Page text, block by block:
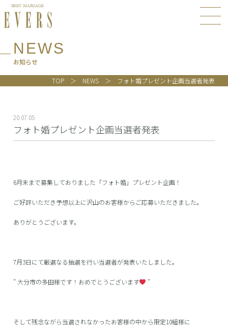
NEWS
お知らせ
TOP NEWS フォト婚プレゼント企画当選者発表
20.07.05
フォト婚プレゼント企画当選者発表
6月末まで募集しておりました「フォト婚」プレゼント企画！
ご好評いただき予想以上に沢山のお客様からご応募いただきました。
ありがとうございます。
7月3日にて厳選なる抽選を行い当選者が発表いたしました。
” 大分市の多田様です！おめでとうございます ”
そして残念ながら当選されなかったお客様の中から限定10組様に